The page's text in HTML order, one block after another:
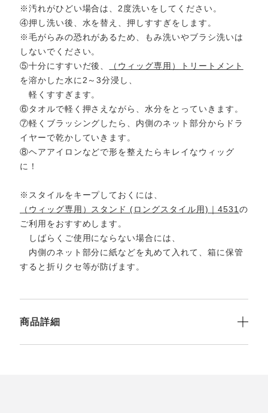
※汚れがひどい場合は、2度洗いをしてください。
④押し洗い後、水を替え、押しすすぎをします。
※毛がらみの恐れがあるため、もみ洗いやブラシ洗いは
しないでください。
⑤十分にすすいだ後、
（ウィッグ専用）トリートメント
を溶かした水に2～3分浸し、
軽くすすぎます。
⑥タオルで軽く押さえながら、水分をとっていきます。
⑦軽くブラッシングしたら、内側のネット部分からドラ
イヤーで乾かしていきます。
⑧ヘアアイロンなどで形を整えたらキレイなウィッグ
に！
※スタイルをキープしておくには、
（ウィッグ専用）スタンド (ロングスタイル用)｜4531 の
ご利用をおすすめします。
しばらくご使用にならない場合には、
内側のネット部分に紙などを丸めて入れて、箱に保管
すると折りクセ等が防げます。
商品詳細